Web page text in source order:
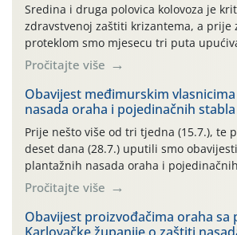
Sredina i druga polovica kolovoza je
zdravstvenoj zaštiti krizantema, a prije
proteklom smo mjesecu tri puta
preventivnim mjerama zaštite
uzročnika bolesti, štetnika i fito-fagnih
06.7.)! Na početku ovog mjeseca je
povijesno i ekstremno vruće
najviše temperature […]
Pročitajte više
Obavijest međimurskim
nasada oraha i pojedinačnih
Prije nešto više od tri tjedna (15.7.), te
deset dana (28.7.) uputili smo
plantažnih nasada oraha i
leta i ovogodišnjoj potrebi usmjerenog
orahove muhe (Rhagoletis completa)!
traje drugi ovogodišnji “toplinski udar”,
izražen zadnja šest dana (31.7.-05.8.),
Pročitajte više
Obavijest proizvođačima oraha sa